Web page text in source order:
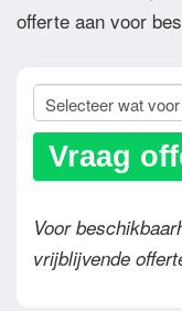
offerte aan voor
Vraag
Voor
vrijblijvende